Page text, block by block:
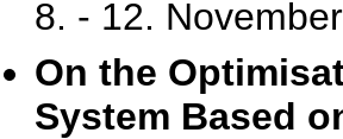
8. - 12.
On the
System Based